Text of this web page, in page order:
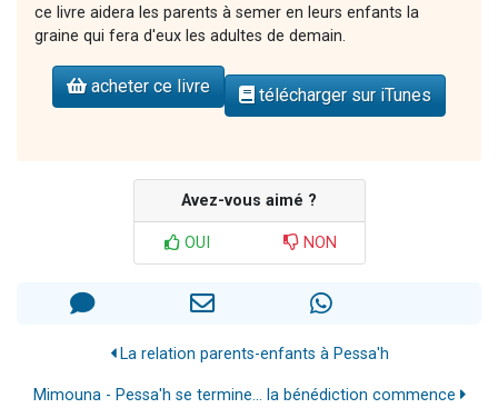
ce livre aidera les parents à semer en leurs enfants la
graine qui fera d'eux les adultes de demain.
acheter ce livre télécharger sur iTunes
Avez-vous aimé ?
OUI NON
La relation parents-enfants à Pessa'h
Mimouna - Pessa'h se termine... la bénédiction commence